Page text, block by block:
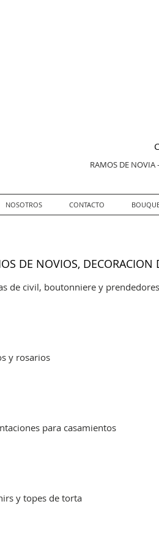
RAMOS DE NOVIA
NOSOTROS CONTACTO
DE NOVIOS,
de civil, boutonniere y prendedores
y rosarios
para casamientos
y topes de torta